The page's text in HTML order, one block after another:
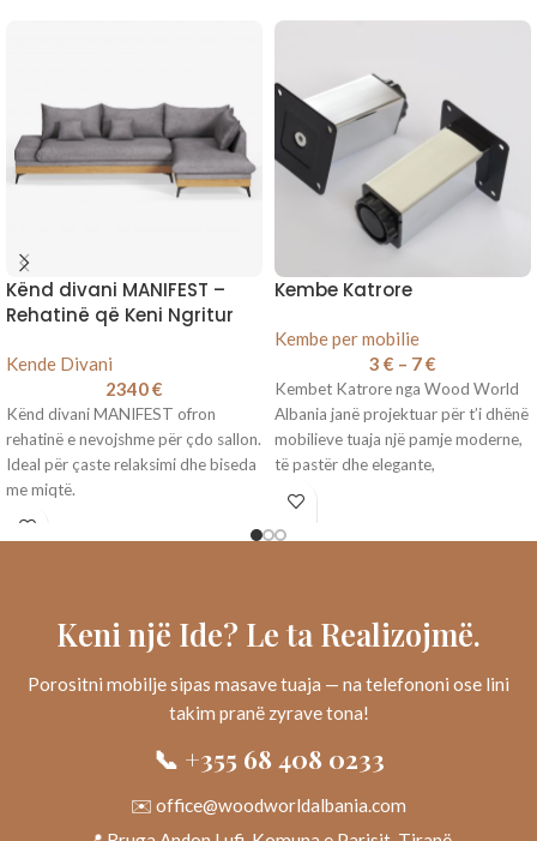
Kënd divani MANIFEST –
Rehatinë që Keni Ngritur
Kende Divani
2340€
Kënd divani MANIFEST ofron
rehatinë e nevojshme për çdo sallon.
Ideal për çaste relaksimi dhe biseda
me miqtë.
Kembe Katrore
Kembe per mobilie
3 € – 7€
Kembet Katrore nga Wood World
Albania janë projektuar për t’i dhënë
mobilieve tuaja një pamje moderne,
të pastër dhe elegante,
Keni një Ide? Le ta Realizojmë.
Porositni mobilje sipas masave tuaja — na telefononi ose lini
takim pranë zyrave tona!
📞 +355 68 408 0233
✉️ office@woodworldalbania.com